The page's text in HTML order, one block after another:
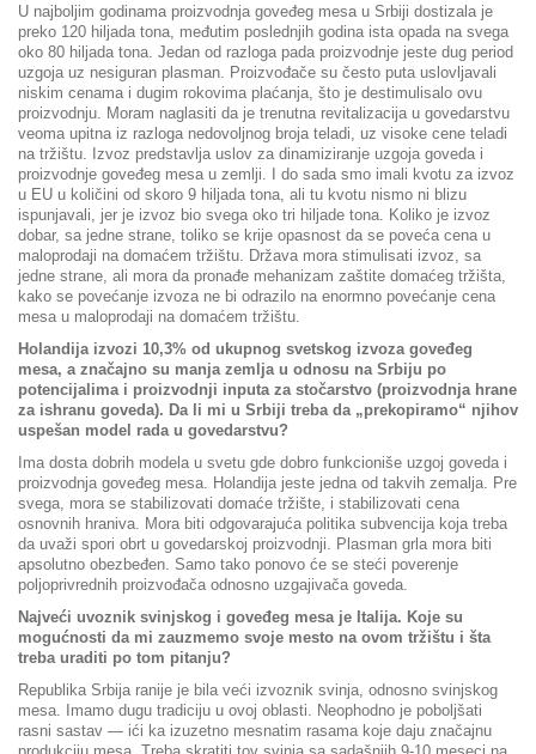
U najboljim godinama proizvodnja goveđeg mesa u Srbiji dostizala je
preko 120 hiljada tona, međutim poslednjih godina ista opada na svega
oko 80 hiljada tona. Jedan od razloga pada proizvodnje jeste dug period
uzgoja uz nesiguran plasman. Proizvođače su često puta uslovljavali
niskim cenama i dugim rokovima plaćanja, što je destimulisalo ovu
proizvodnju. Moram naglasiti da je trenutna revitalizacija u govedarstvu
veoma upitna iz razloga nedovoljnog broja teladi, uz visoke cene teladi
na tržištu. Izvoz predstavlja uslov za dinamiziranje uzgoja goveda i
proizvodnje goveđeg mesa u zemlji. I do sada smo imali kvotu za izvoz
u EU u količini od skoro 9 hiljada tona, ali tu kvotu nismo ni blizu
ispunjavali, jer je izvoz bio svega oko tri hiljade tona. Koliko je izvoz
dobar, sa jedne strane, toliko se krije opasnost da se poveća cena u
maloprodaji na domaćem tržištu. Država mora stimulisati izvoz, sa
jedne strane, ali mora da pronađe mehanizam zaštite domaćeg tržišta,
kako se povećanje izvoza ne bi odrazilo na enormno povećanje cena
mesa u maloprodaji na domaćem tržištu.
Holandija izvozi 10,3% od ukupnog svetskog izvoza goveđeg
mesa, a značajno su manja zemlja u odnosu na Srbiju po
potencijalima i proizvodnji inputa za stočarstvo (proizvodnja hrane
za ishranu goveda). Da li mi u Srbiji treba da „prekopiramo“ njihov
uspešan model rada u govedarstvu?
Ima dosta dobrih modela u svetu gde dobro funkcioniše uzgoj goveda i
proizvodnja goveđeg mesa. Holandija jeste jedna od takvih zemalja. Pre
svega, mora se stabilizovati domaće tržište, i stabilizovati cena
osnovnih hraniva. Mora biti odgovarajuća politika subvencija koja treba
da uvaži spori obrt u govedarskoj proizvodnji. Plasman grla mora biti
apsolutno obezbeđen. Samo tako ponovo će se steći poverenje
poljoprivrednih proizvođača odnosno uzgajivača goveda.
Najveći uvoznik svinjskog i goveđeg mesa je Italija. Koje su
mogućnosti da mi zauzmemo svoje mesto na ovom tržištu i šta
treba uraditi po tom pitanju?
Republika Srbija ranije je bila veći izvoznik svinja, odnosno svinjskog
mesa. Imamo dugu tradiciju u ovoj oblasti. Neophodno je poboljšati
rasni sastav — ići ka izuzetno mesnatim rasama koje daju značajnu